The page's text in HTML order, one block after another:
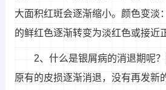
大面积红斑会逐渐缩小。颜色变淡
的鲜红色逐渐转变为淡红色或接近
2、什么是银屑病的消退期呢
原有的皮损逐渐消退，没有再发新